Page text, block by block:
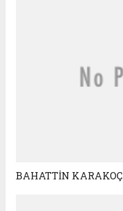
BAHATTİN KARAKOÇ